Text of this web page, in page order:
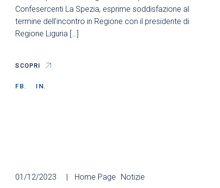
Confesercenti La Spezia, esprime soddisfazione al
termine dell’incontro in Regione con il presidente di
Regione Liguria […]
SCOPRI
FB. IN.
01/12/2023 Home Page Notizie